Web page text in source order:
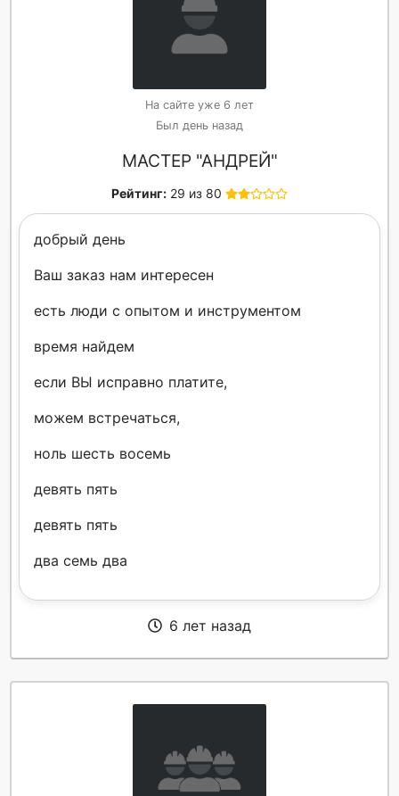
На сайте уже 6 лет
Был день назад
МАСТЕР "АНДРЕЙ"
Рейтинг: 29 из 80
добрый день
Ваш заказ нам интересен
есть люди с опытом и инструментом
время найдем
если ВЫ исправно платите,
можем встречаться,
ноль шесть восемь
девять пять
девять пять
два семь два
6 лет назад